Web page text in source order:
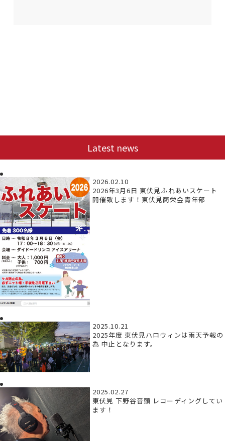
Latest news
2026.02.10
2026年3月6日 東伏見ふれあいスケート
開催致します！東伏見商栄会青年部
2025.10.21
2025年度 東伏見ハロウィンは雨天予報の
為 中止となります。
2025.02.27
東伏見 下野谷音頭 レコーディングしてい
ます！